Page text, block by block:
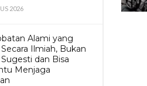
2026
Alami yang
Ilmiah, Bukan
dan Bisa
Menjaga